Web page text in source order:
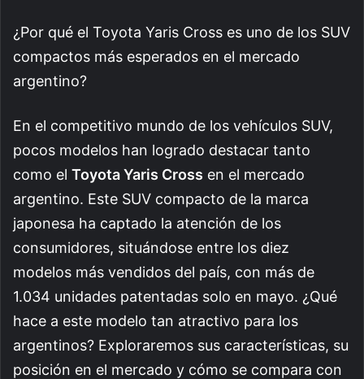
¿Por qué el Toyota Yaris Cross es uno de los SUV
compactos más esperados en el mercado
argentino?
En el competitivo mundo de los vehículos SUV,
pocos modelos han logrado destacar tanto
como el Toyota Yaris Cross en el mercado
argentino. Este SUV compacto de la marca
japonesa ha captado la atención de los
consumidores, situándose entre los diez
modelos más vendidos del país, con más de
1.034 unidades patentadas solo en mayo. ¿Qué
hace a este modelo tan atractivo para los
argentinos? Exploraremos sus características, su
posición en el mercado y cómo se compara con